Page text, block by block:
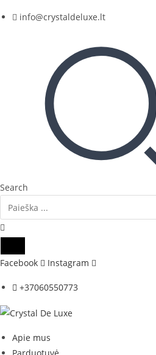
Skip info@crystaldeluxe.lt
Search
Facebook Instagram
+37060550773
Apie mus